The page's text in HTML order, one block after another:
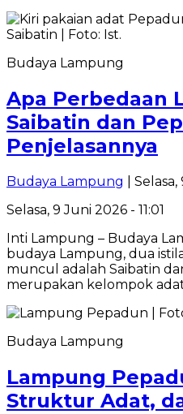
Budaya Lampung
Apa Perbedaan
Saibatin dan
Penjelasannya
Budaya Lampung
|
Selasa, 9 Juni 2026 - 11:01
Inti Lampung – Budaya
budaya Lampung, dua
muncul adalah Saibatin
merupakan kelompok
Budaya Lampung
Lampung
Struktur Adat,